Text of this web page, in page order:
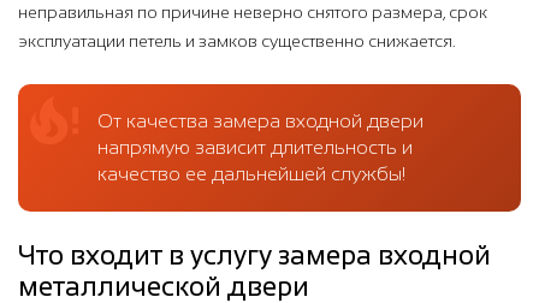
неправильная по причине неверно снятого размера, срок
эксплуатации петель и замков существенно снижается.
От качества замера входной двери
напрямую зависит длительность и
качество ее дальнейшей службы!
Что входит в услугу замера входной
металлической двери